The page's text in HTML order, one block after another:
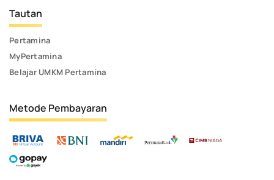
Tautan
Pertamina
MyPertamina
Belajar UMKM Pertamina
Metode Pembayaran